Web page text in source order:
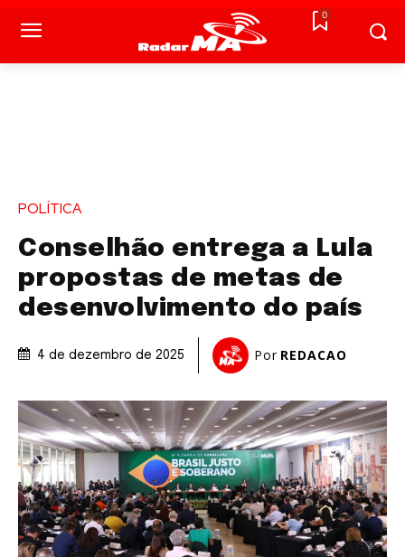
0
POLÍTICA
Conselhão entrega a Lula
propostas de metas de
desenvolvimento do país
4 de dezembro de 2025 Por REDACAO